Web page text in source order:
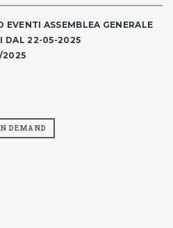
EVENTI ASSEMBLEA GENERALE
DAL 22-05-2025
DEMAND